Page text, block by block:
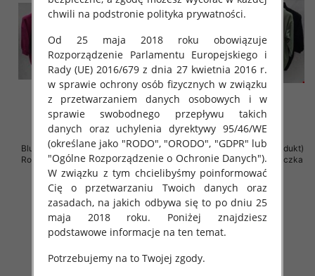
Bluzki damskie ( Turecki produkt)
Roz Standard , Mix Kolor .Paczka
12 szt
43.00 zł
szczegóły
Bluzki damskie ( Turecki produkt)
Roz Standard , Mix Kolor .Paczka
12 szt
42.00 zł
szczegóły
chwili na podstronie polityka prywatności.
Od 25 maja 2018 roku obowiązuje
Rozporządzenie Parlamentu Europejskiego i
Rady (UE) 2016/679 z dnia 27 kwietnia 2016 r.
w sprawie ochrony osób fizycznych w związku
z przetwarzaniem danych osobowych i w
sprawie swobodnego przepływu takich
danych oraz uchylenia dyrektywy 95/46/WE
(określane jako "RODO", "ORODO", "GDPR" lub
"Ogólne Rozporządzenie o Ochronie Danych").
W związku z tym chcielibyśmy poinformować
Cię o przetwarzaniu Twoich danych oraz
zasadach, na jakich odbywa się to po dniu 25
maja 2018 roku. Poniżej znajdziesz
podstawowe informacje na ten temat.
Potrzebujemy na to Twojej zgody.